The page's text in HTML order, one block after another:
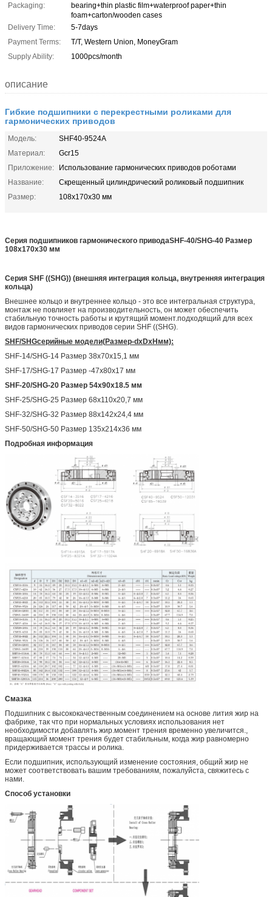
Packaging:
bearing+thin plastic film+waterproof paper+thin
foam+carton/wooden cases
Delivery Time:
5-7days
Payment Terms:
T/T, Western Union, MoneyGram
Supply Ability:
1000pcs/month
описание
Гибкие подшипники с перекрестными роликами для
гармонических приводов
Модель:
SHF40-9524A
Материал:
Gcr15
Приложение:
Использование гармонических приводов роботами
Название:
Скрещенный цилиндрический роликовый подшипник
Размер:
108x170x30 мм
Серия подшипников гармонического приводаSHF-40/SHG-40 Размер
108x170x30 мм
Серия SHF ((SHG)) (внешняя интеграция кольца, внутренняя интеграция
кольца)
Внешнее кольцо и внутреннее кольцо - это все интегральная структура,
монтаж не повлияет на производительность, он может обеспечить
стабильную точность работы и крутящий момент.подходящий для всех
видов гармонических приводов серии SHF ((SHG).
SHF/SHGсерийные модели(Размер-dxDxHмм):
SHF-14/SHG-14 Размер 38x70x15,1 мм
SHF-17/SHG-17 Размер -47x80x17 мм
SHF-20/SHG-20 Размер 54x90x18.5 мм
SHF-25/SHG-25 Размер 68x110x20,7 мм
SHF-32/SHG-32 Размер 88x142x24,4 мм
SHF-50/SHG-50 Размер 135x214x36 мм
Подробная информация
Смазка
Подшипник с высококачественным соединением на основе лития жир на
фабрике, так что при нормальных условиях использования нет
необходимости добавлять жир.момент трения временно увеличится.,
вращающий момент трения будет стабильным, когда жир равномерно
придерживается трассы и ролика.
Если подшипник, использующий изменение состояния, общий жир не
может соответствовать вашим требованиям, пожалуйста, свяжитесь с
нами.
Способ установки